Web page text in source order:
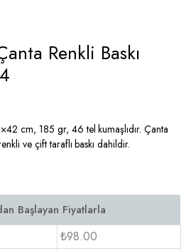
Renkli Baskı
cm, 185 gr, 46 tel kumaşlıdır. Çanta
ve çift taraflı baskı dahildir.
₺98.00